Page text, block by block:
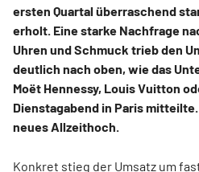
ersten Quartal überraschend
erholt. Eine starke Nachfrage
Uhren und Schmuck trieb den
deutlich nach oben, wie das
Moët Hennessy, Louis Vuitton
Dienstagabend in Paris
neues Allzeithoch.
Konkret stieg der Umsatz um